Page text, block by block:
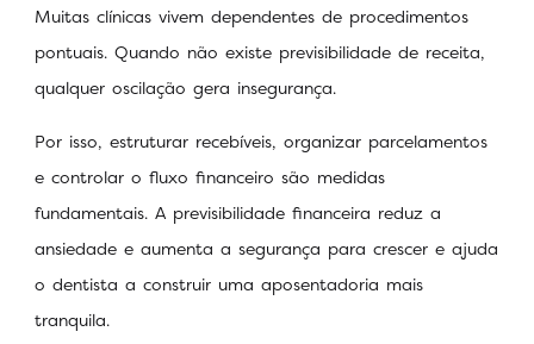
Muitas clínicas vivem dependentes de procedimentos
pontuais. Quando não existe previsibilidade de receita,
qualquer oscilação gera insegurança.
Por isso, estruturar recebíveis, organizar parcelamentos
e controlar o fluxo financeiro são medidas
fundamentais. A previsibilidade financeira reduz a
ansiedade e aumenta a segurança para crescer e ajuda
o dentista a construir uma aposentadoria mais
tranquila.